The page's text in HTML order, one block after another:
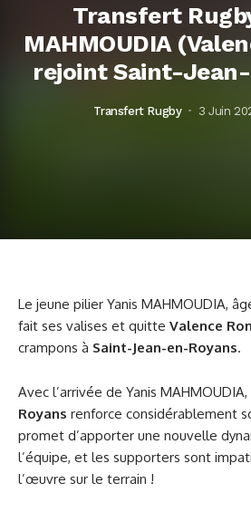
Transfert
MAHMOUDIA
rejoint Saint-
Transfert Rugby 3 Juin
Le jeune pilier Yanis MAHMOUDIA,
fait ses valises et quitte Valence
crampons à Saint-Jean-en-Royans.
Avec l’arrivée de Yanis MAHMOUDIA,
Royans renforce considérablement
promet d’apporter une nouvelle
l’équipe, et les supporters sont
l’œuvre sur le terrain !